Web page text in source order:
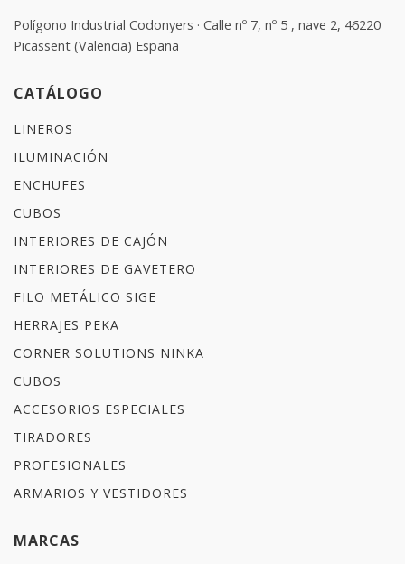
Polígono Industrial Codonyers · Calle nº 7, nº 5 , nave 2, 46220
Picassent (Valencia) España
CATÁLOGO
LINEROS
ILUMINACIÓN
ENCHUFES
CUBOS
INTERIORES DE CAJÓN
INTERIORES DE GAVETERO
FILO METÁLICO SIGE
HERRAJES PEKA
CORNER SOLUTIONS NINKA
CUBOS
ACCESORIOS ESPECIALES
TIRADORES
PROFESIONALES
ARMARIOS Y VESTIDORES
MARCAS